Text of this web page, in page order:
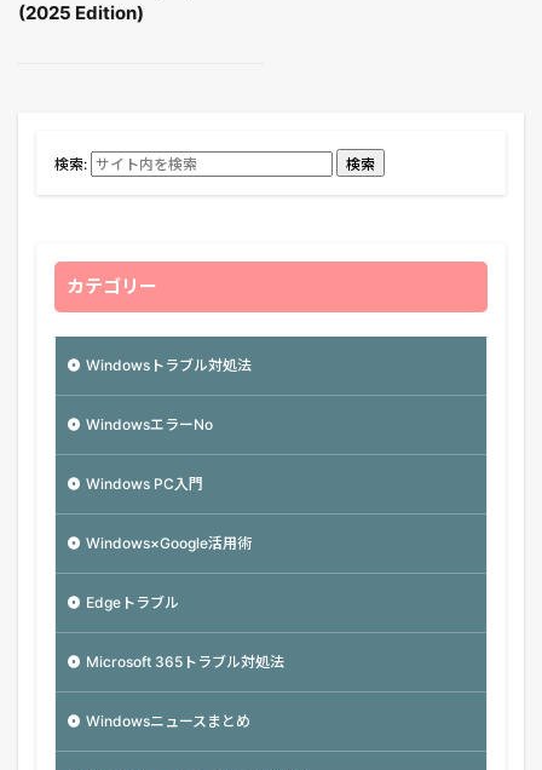
(2025 Edition)
検索: 検索
カテゴリー
Windowsトラブル対処法
WindowsエラーNo
Windows PC入門
Windows×Google活用術
Edgeトラブル
Microsoft 365トラブル対処法
Windowsニュースまとめ